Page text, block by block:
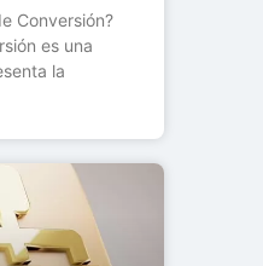
Conversión?
es una
la